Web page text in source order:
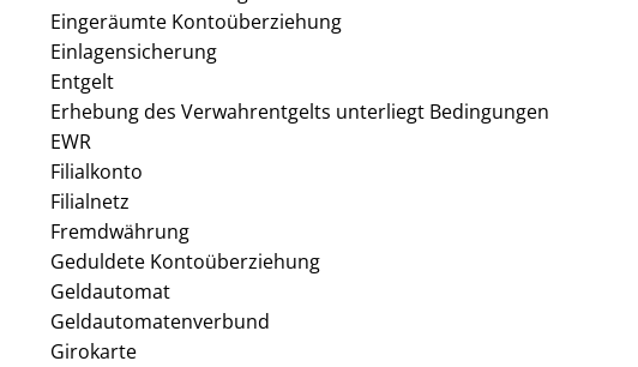
Eingeräumte Kontoüberziehung
Einlagensicherung
Entgelt
Erhebung des Verwahrentgelts unterliegt Bedingungen
EWR
Filialkonto
Filialnetz
Fremdwährung
Geduldete Kontoüberziehung
Geldautomat
Geldautomatenverbund
Girokarte